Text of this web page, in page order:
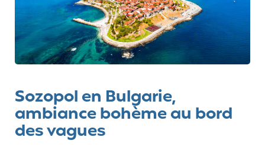
Sozopol en Bulgarie,
ambiance bohème au bord
des vagues